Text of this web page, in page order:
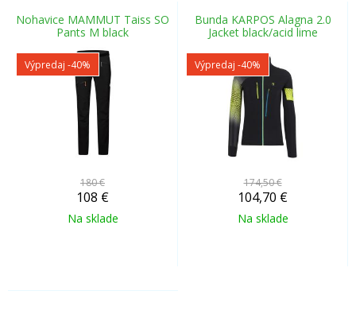
Nohavice MAMMUT Taiss SO
Pants M black
Výpredaj -40%
180 €
108 €
Na sklade
Bunda KARPOS Alagna 2.0
Jacket black/acid lime
Výpredaj -40%
174,50 €
104,70 €
Na sklade